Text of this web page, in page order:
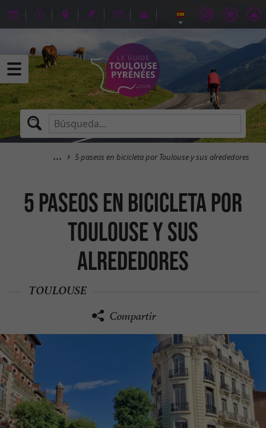
5 paseos en bicicleta por Toulouse y sus alrededores
5 paseos en bicicleta por
Toulouse y sus
alrededores
TOULOUSE
Compartir